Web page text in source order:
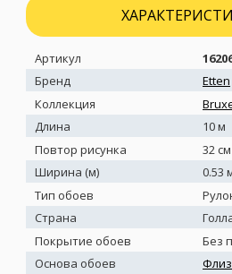
Артикул
Бренд
Etten
Коллекция
Длина
10 м
Повтор рисунка
32 см
Ширина (м)
0.53
Тип обоев
Страна
Покрытие обоев
Без
Основа обоев